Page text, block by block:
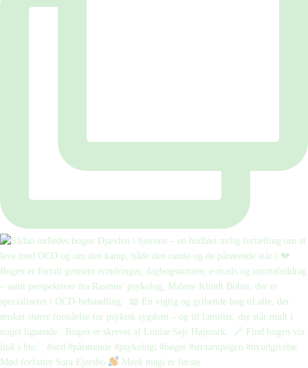
Mød forfatter Sara Ejersbo Mørk magi er første